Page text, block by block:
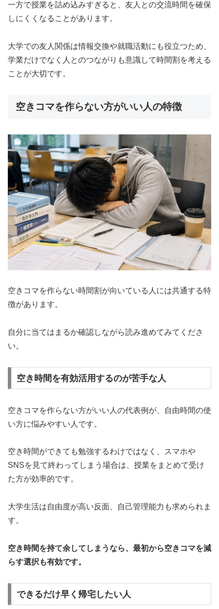
一方で授業を詰め込みすぎると、友人との交流時間を確保
しにくくなることがあります。
大学での友人関係は情報交換や就職活動にも役立つため、
学業だけでなく人とのつながりも意識して時間割を考える
ことが大切です。
空きコマを作らない方がいい人の特徴
空きコマを作らない時間割が向いている人には共通する特
徴があります。
自分に当てはまるか確認しながら読み進めてみてくださ
い。
空き時間を有効活用するのが苦手な人
空きコマを作らない方がいい人の代表例が、自由時間の使
い方に悩みやすい人です。
空き時間ができても勉強するわけではなく、スマホや
SNSを見て終わってしまう場合は、授業をまとめて受け
た方が効率的です。
大学生活は自由度が高い反面、自己管理能力も求められま
す。
空き時間を持て余してしまうなら、最初から空きコマを減
らす選択も有効です。
できるだけ早く帰宅したい人